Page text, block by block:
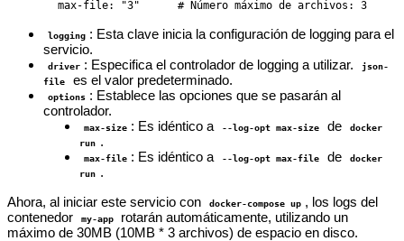
logging : Esta clave inicia la configuración de logging para el
servicio.
driver : Especifica el controlador de logging a utilizar.
json-
file
es el valor predeterminado.
options : Establece las opciones que se pasarán al
controlador.
max-size : Es idéntico a --log-opt max-size de
docker
run .
max-file : Es idéntico a --log-opt max-file de
docker
run .
Ahora, al iniciar este servicio con
docker-compose up , los logs del
contenedor
my-app
rotarán automáticamente, utilizando un
máximo de 30MB (10MB * 3 archivos) de espacio en disco.